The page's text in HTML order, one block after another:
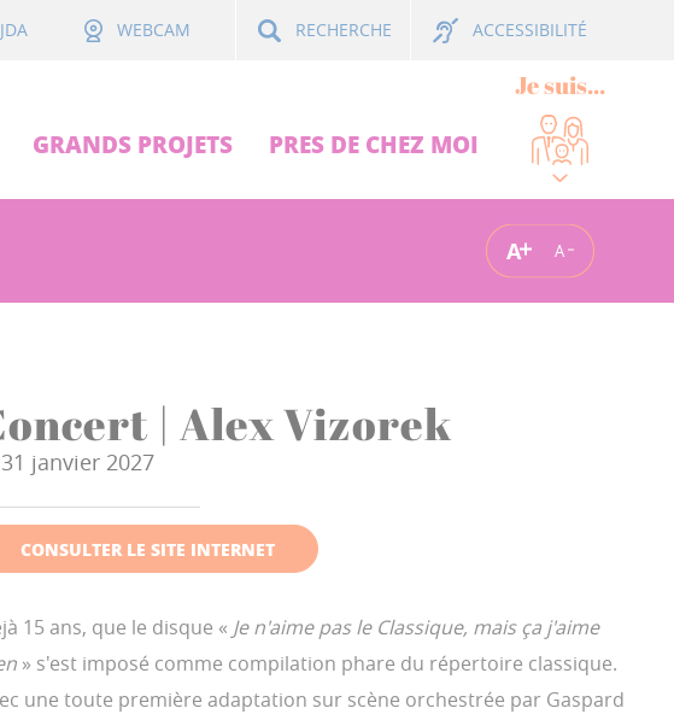
JDA WEBCAM RECHERCHE ACCESSIBILITÉ
GRANDS PROJETS PRES DE CHEZ MOI
Je suis...
A A
| Alex Vizorek
janvier 2027
CONSULTER LE SITE INTERNET
15 ans, que le disque « Je n'aime pas le Classique, mais ça j'aime
» s'est imposé comme compilation phare du répertoire classique.
une toute première adaptation sur scène orchestrée par Gaspard